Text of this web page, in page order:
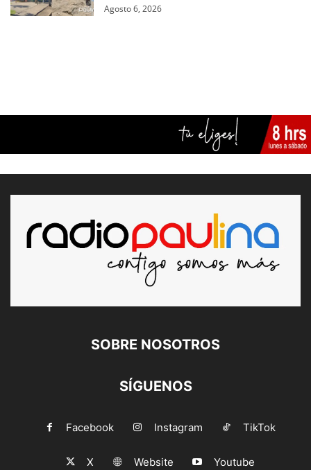
Agosto 6, 2026
SOBRE NOSOTROS
SÍGUENOS
Facebook Instagram TikTok
X Website Youtube